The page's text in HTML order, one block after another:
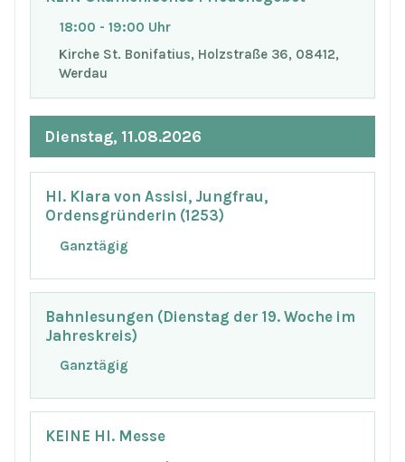
18:00 - 19:00 Uhr
Kirche St. Bonifatius, Holzstraße 36, 08412,
Werdau
Dienstag, 11.08.2026
Hl. Klara von Assisi, Jungfrau,
Ordensgründerin (1253)
Ganztägig
Bahnlesungen (Dienstag der 19. Woche im
Jahreskreis)
Ganztägig
KEINE Hl. Messe